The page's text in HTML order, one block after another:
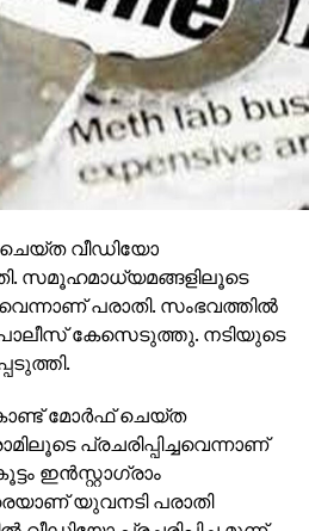
വീഡിയോ
സമൂഹമാധ്യമങ്ങളിലൂടെ
പരാതി. സംഭവത്തില്‍
കേസെടുത്തു. നടിയുടെ
മോര്‍ഫ് ചെയ്ത
പ്രചരിപ്പിച്ചവെന്നാണ്
ഇന്‍സ്റ്റാഗ്രാം
യുവനടി പരാതി